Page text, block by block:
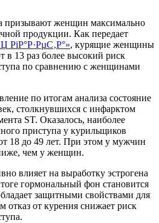
призывают женщин максимально
продукции. Как передает
, курящие женщины
в 13 раз более высокий риск
по сравнению с женщинами
по итогам анализа состояние
столкнувшихся с инфарктом
ST. Оказалось, наиболее
приступа у курильщиков
18 до 49 лет. При этом у мужчин
чем у женщин.
влияет на выработку эстрогена
гормональный фон становится
защитными свойствами для
отказ от курения снижает риск